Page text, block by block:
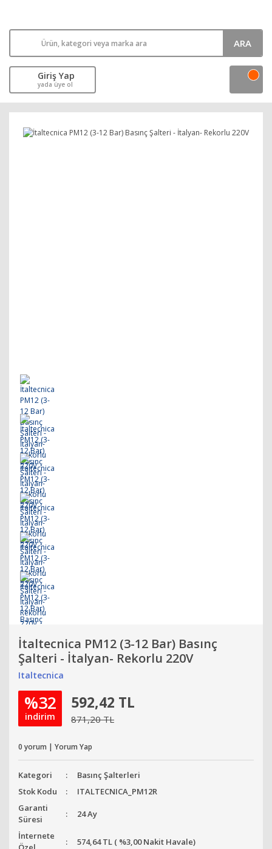
ARA
Giriş Yap
yada üye ol
İtaltecnica PM12 (3-12 Bar) Basınç
Şalteri - İtalyan- Rekorlu 220V
Italtecnica
%32
indirim
592,42 TL
871,20 TL
0 yorum | Yorum Yap
Kategori
Basınç Şalterleri
Stok Kodu
ITALTECNICA_PM12R
Garanti
Süresi
24 Ay
İnternete
574,64 TL ( %3,00 Nakit Havale)